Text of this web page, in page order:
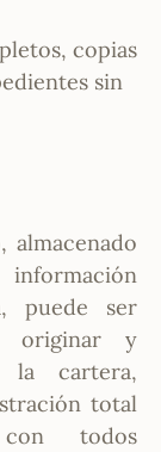
copias
sin
almacenado
puede ser
originar y
la cartera,
total
todos